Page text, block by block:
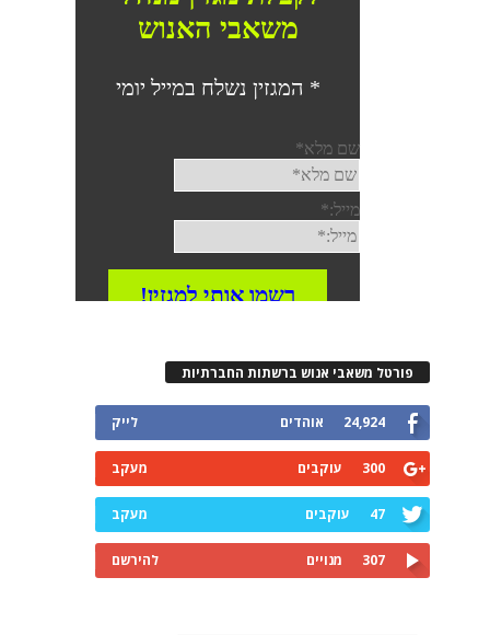
פורטל משאבי אנוש ברשתות החברתיות
24,924 אוהדים לייק
300 עוקבים מעקב
47 עוקבים מעקב
307 מנויים להירשם